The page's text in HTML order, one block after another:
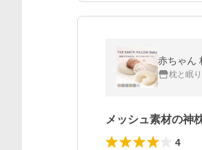
赤ちゃん
枕と眠
メッシュ素材の神
4